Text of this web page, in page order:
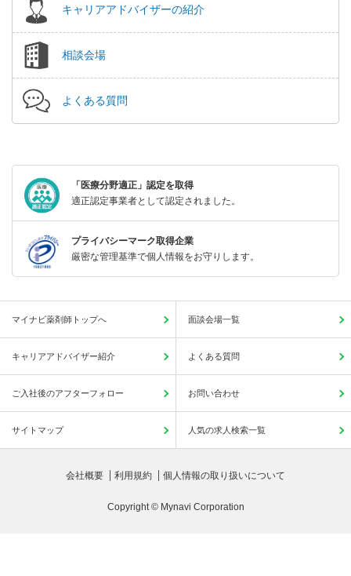
キャリアアドバイザーの紹介
相談会場
よくある質問
「医療分野適正」認定を取得
適正認定事業者として認定されました。
プライバシーマーク取得企業
厳密な管理基準で個人情報をお守りします。
マイナビ薬剤師トップへ 面談会場一覧
キャリアアドバイザー紹介 よくある質問
ご入社後のアフターフォロー お問い合わせ
サイトマップ 人気の求人検索一覧
会社概要 利用規約 個人情報の取り扱いについて
Copyright © Mynavi Corporation